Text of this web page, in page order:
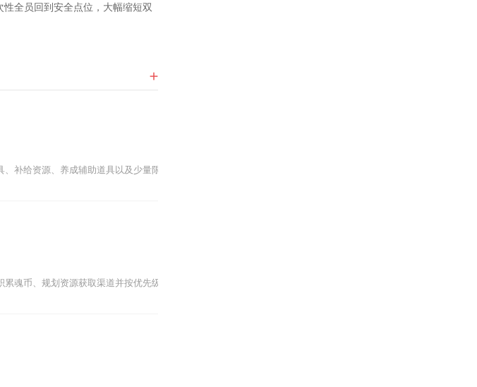
全员回到安全点位，大幅缩短双
补给资源、养成辅助道具以及少量限定交互道具五大类，覆盖角色升级、装备锻造、日常消耗、特殊体验等多个
魂币、规划资源获取渠道并按优先级分批升星，同步搭配武魂前置养成降低养成损耗，整套流程围绕材料储备、